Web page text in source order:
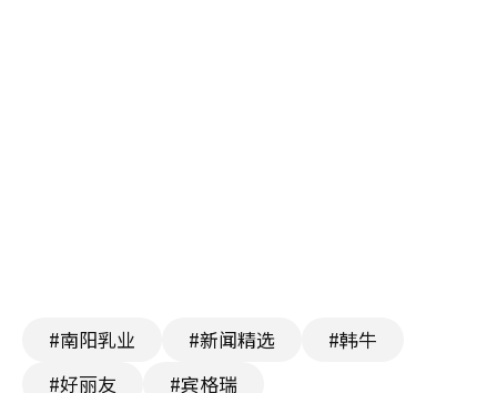
#南阳乳业 #新闻精选
#韩牛
#好丽友
#宾格瑞